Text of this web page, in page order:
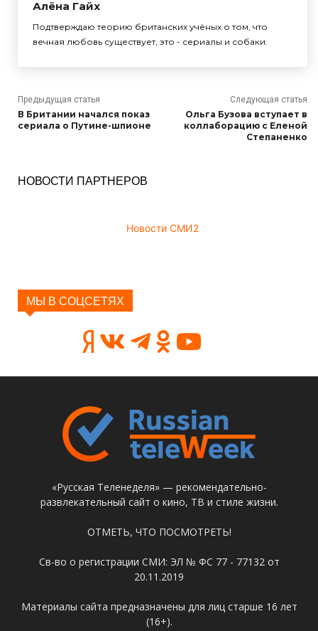
Алёна Гайх
Подтверждаю теорию британских учёных о том, что
вечная любовь существует, это - сериалы и собаки.
Предыдущая статья
В Британии начался показ
сериала о Путине-шпионе
Следующая статья
Ольга Бузова вступает в
коллаборацию с Еленой
Степаненко
НОВОСТИ ПАРТНЕРОВ
Новости СМИ2
МЫ В СОЦСЕТЯХ
«Русская Теленеделя» — рекомендательно-
развлекательный сайт о кино, ТВ и стиле жизни.
ОТМЕТЬ, ЧТО ПОСМОТРЕТЬ!
Св-во о регистрации СМИ: ЭЛ № ФС 77 - 77132 от
20.11.2019
Материалы сайта предназначены для лиц старше 16 лет
(16+).